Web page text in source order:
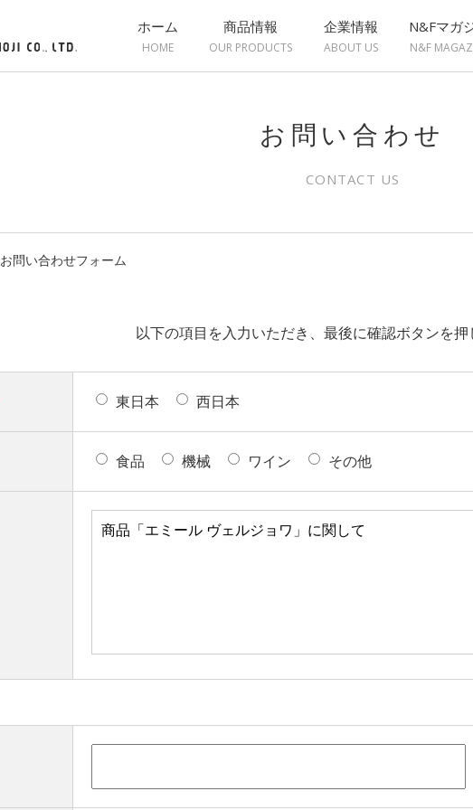
ホーム
HOME
商品情報
OUR PRODUCTS
企業情報
ABOUT US
N&Fマガ
N&F
お問い合わせ
CONTACT US
お問い合わせフォーム
以下の項目を入力いただき、最後に確認ボタンを押
東日本 西日本
食品 機械 ワイン その他